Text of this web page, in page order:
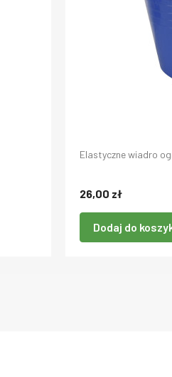
Elastyczne wiadro
26,00 zł
Dodaj do